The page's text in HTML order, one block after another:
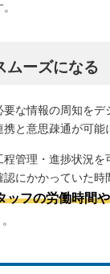
ムーズになる
な情報の周知をデ
と意思疎通が可能
程管理・進捗状況
にかかっていた時
ッフの労働時間